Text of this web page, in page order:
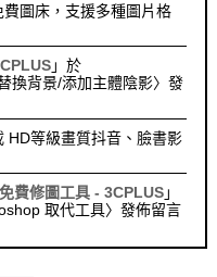
費圖床，支援多種圖片格
」於
換背景/添加主體陰影〉發
HD等級畫質抖音、臉書影
費修圖工具 - 3CPLUS」
取代工具〉發佈留言